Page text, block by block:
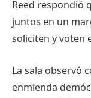
Reed respondió
juntos en un
soliciten y voten
La sala observó
enmienda